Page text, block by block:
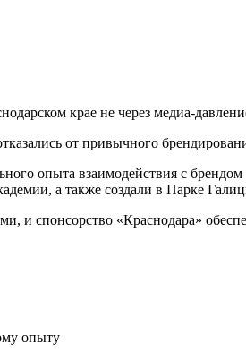
крае не через медиа-
от привычного
опыта взаимодействия с
а также создали в Парке
и спонсорство «Краснодара»
опыту